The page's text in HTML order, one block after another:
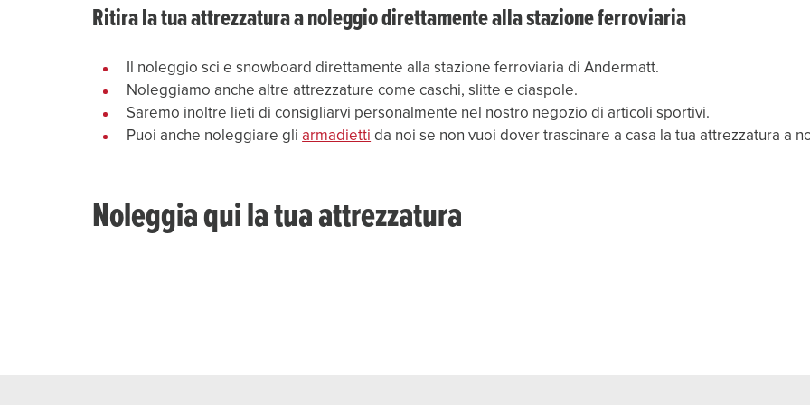
Ritira la tua attrezzatura a noleggio direttamente alla stazione ferroviaria
Il noleggio sci e snowboard direttamente alla stazione ferroviaria di Andermatt.
Noleggiamo anche altre attrezzature come caschi, slitte e ciaspole.
Saremo inoltre lieti di consigliarvi personalmente nel nostro negozio di articoli sportivi.
Puoi anche noleggiare gliarmadietti da noi se non vuoi dover trascinare a casa la tua attrezzatura a
Noleggia qui la tua attrezzatura